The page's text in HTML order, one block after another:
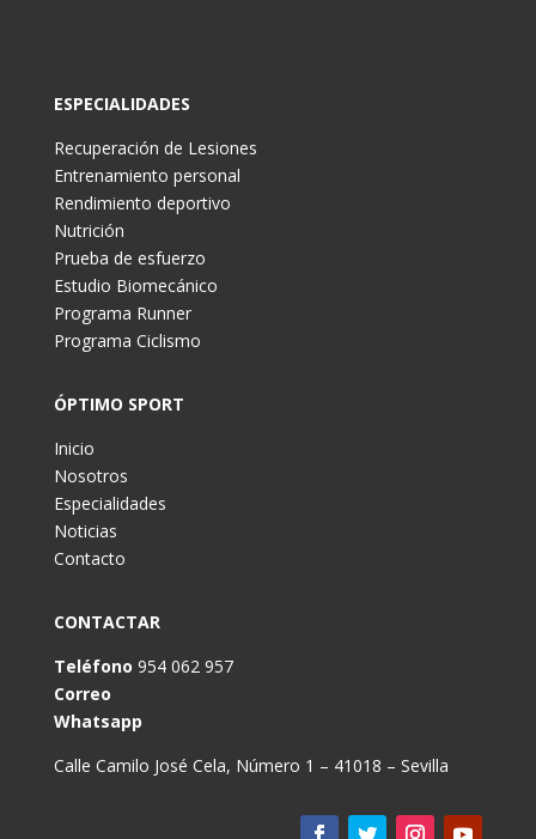
ESPECIALIDADES
Recuperación de Lesiones
Entrenamiento personal
Rendimiento deportivo
Nutrición
Prueba de esfuerzo
Estudio Biomecánico
Programa Runner
Programa Ciclismo
ÓPTIMO SPORT
Inicio
Nosotros
Especialidades
Noticias
Contacto
CONTACTAR
Teléfono 954 062 957
Correo
Whatsapp
Calle Camilo José Cela, Número 1 – 41018 – Sevilla